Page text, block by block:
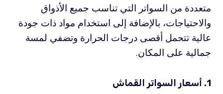
متعددة من السواتر التي تناسب جميع الأذواق
والاحتياجات، بالإضافة إلى استخدام مواد ذات جودة
عالية تتحمل أقصى درجات الحرارة وتضفي لمسة
جمالية على المكان.
1. أسعار السواتر القماش